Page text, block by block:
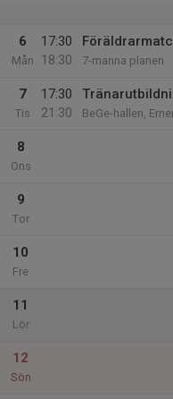
6
Mån
17:30
18:30
7-manna planen
7
Tis
17:30
21:30
BeGe-hallen,
8
Ons
9
Tor
10
Fre
11
Lör
12
Sön